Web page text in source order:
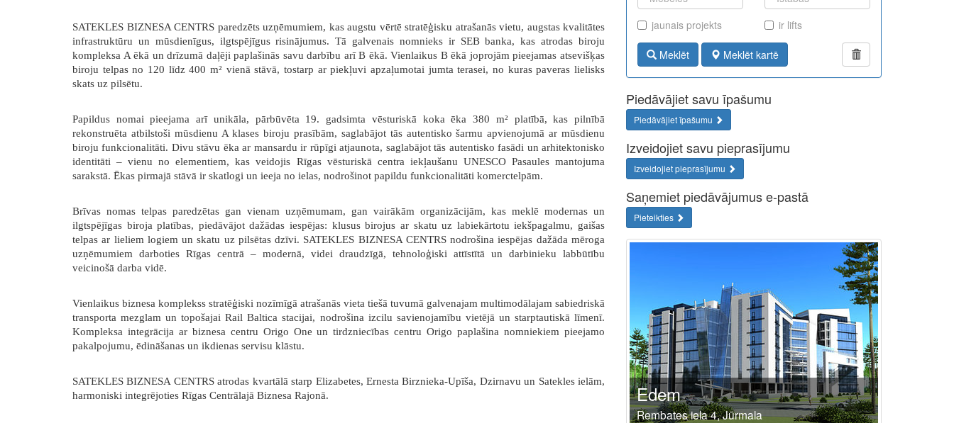
SATEKLES BIZNESA CENTRS paredzēts uzņēmumiem, kas augstu vērtē stratēģisku atrašanās vietu, augstas kvalitātes
infrastruktūru un mūsdienīgus, ilgtspējīgus risinājumus.Tā galvenais nomnieks ir SEB banka, kas atrodas biroju
kompleksa A ēkā un drīzumā daļēji paplašinās savu darbību arī B ēkā. Vienlaikus B ēkā joprojām pieejamas atsevišķas
biroju telpas no 120 līdz 400 m² vienā stāvā, tostarp ar piekļuvi apzaļumotai jumta terasei, no kuras paveras lielisks
skats uz pilsētu.
Papildus nomaipieejama arī unikāla, pārbūvēta 19. gadsimta vēsturiskā koka ēka 380 m² platībā, kas pilnībā
rekonstruēta atbilstoši mūsdienu A klases biroju prasībām, saglabājot tās autentisko šarmu apvienojumā ar mūsdienu
biroju funkcionalitāti. Divu stāvu ēka ar mansardu ir rūpīgi atjaunota, saglabājot tās autentisko fasādi un arhitektonisko
identitāti – vienu no elementiem, kas veidojis Rīgas vēsturiskā centra iekļaušanu UNESCO Pasaules mantojuma
sarakstā. Ēkas pirmajā stāvā ir skatlogi un ieeja no ielas, nodrošinot papildu funkcionalitāti komerctelpām.
Brīvas nomas telpas paredzētas gan vienam uzņēmumam, gan vairākām organizācijām, kas meklē modernas un
ilgtspējīgas biroja platības, piedāvājot dažādas iespējas: klusus birojus ar skatu uz labiekārtotu iekšpagalmu, gaišas
telpas ar lieliem logiem un skatu uz pilsētas dzīvi. SATEKLES BIZNESA CENTRS nodrošina iespējas dažāda mēroga
uzņēmumiem darboties Rīgas centrā – modernā, videi draudzīgā, tehnoloģiski attīstītā un darbinieku labbūtību
veicinošā darba vidē.
Vienlaikus biznesa komplekss stratēģiski nozīmīgā atrašanās vieta tiešā tuvumā galvenajam multimodālajam sabiedriskā
transporta mezglam un topošajai Rail Baltica stacijai, nodrošina izcilu savienojamību vietējā un starptautiskā līmenī.
Kompleksa integrācija ar biznesa centru Origo One un tirdzniecības centru Origo paplašina nomniekiem pieejamo
pakalpojumu, ēdināšanas un ikdienas servisu klāstu.
SATEKLES BIZNESA CENTRSatrodas kvartālā starp Elizabetes, Ernesta Birznieka-Upīša, Dzirnavu un Satekles ielām,
harmoniski integrējoties Rīgas Centrālajā Biznesa Rajonā.
jaunais projekts ir lifts
Meklēt Meklēt kartē
Piedāvājiet savu īpašumu
Piedāvājiet īpašumu
Izveidojiet savu pieprasījumu
Izveidojiet pieprasījumu
Saņemiet piedāvājumus e-pastā
Pieteikties
Edem
Rembates iela 4, Jūrmala